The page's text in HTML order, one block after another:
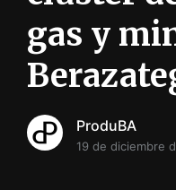
gas y
ProduBA
19 de diciembre